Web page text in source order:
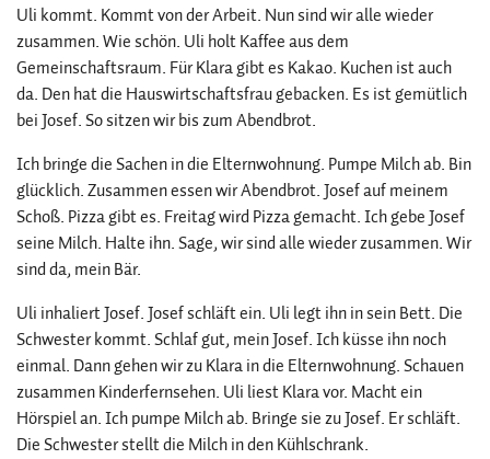
Uli kommt. Kommt von der Arbeit. Nun sind wir alle wieder
zusammen. Wie schön. Uli holt Kaffee aus dem
Gemeinschaftsraum. Für Klara gibt es Kakao. Kuchen ist auch
da. Den hat die Hauswirtschaftsfrau gebacken. Es ist gemütlich
bei Josef. So sitzen wir bis zum Abendbrot.
Ich bringe die Sachen in die Elternwohnung. Pumpe Milch ab. Bin
glücklich. Zusammen essen wir Abendbrot. Josef auf meinem
Schoß. Pizza gibt es. Freitag wird Pizza gemacht. Ich gebe Josef
seine Milch. Halte ihn. Sage, wir sind alle wieder zusammen. Wir
sind da, mein Bär.
Uli inhaliert Josef. Josef schläft ein. Uli legt ihn in sein Bett. Die
Schwester kommt. Schlaf gut, mein Josef. Ich küsse ihn noch
einmal. Dann gehen wir zu Klara in die Elternwohnung. Schauen
zusammen Kinderfernsehen. Uli liest Klara vor. Macht ein
Hörspiel an. Ich pumpe Milch ab. Bringe sie zu Josef. Er schläft.
Die Schwester stellt die Milch in den Kühlschrank.